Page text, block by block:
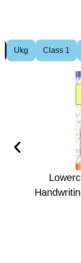
Ukg Class 1